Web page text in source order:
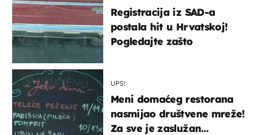
Registracija iz SAD-a
postala hit u Hrvatskoj!
Pogledajte zašto
UPS!
Meni domaćeg restorana
nasmijao društvene mreže!
Za sve je zaslužan